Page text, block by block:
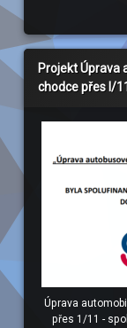
Projekt Úprava
chodce přes I/
Úprava
přes 1/11 -